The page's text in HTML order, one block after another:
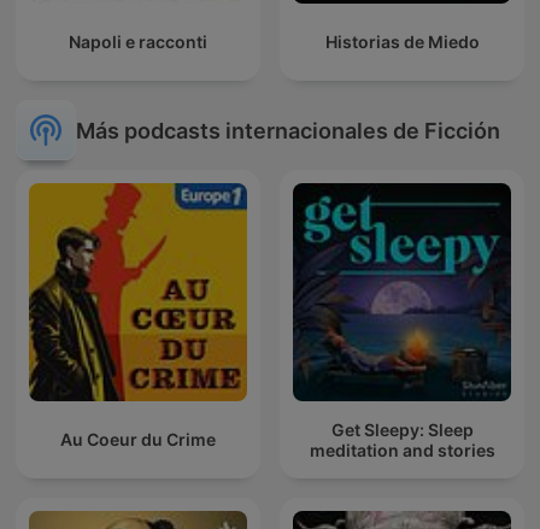
Napoli e racconti Historias de Miedo
Más podcasts internacionales de Ficción
Au Coeur du Crime
Get Sleepy: Sleep
meditation and stories